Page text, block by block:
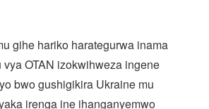
gihe hariko harategurwa inama
vya OTAN izokwihweza ingene
bwo gushigikira Ukraine mu
irenga ine ihanganyemwo